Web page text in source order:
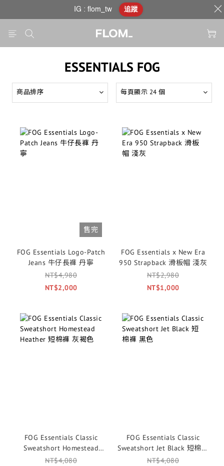
ESSENTIALS FOG
商品排序 每頁顯示 24 個
售完
FOG Essentials Logo-Patch
Jeans 牛仔長褲 丹寧
NT$4,980
NT$2,000
FOG Essentials x New Era
950 Strapback 滑板帽 淺灰
NT$2,980
NT$1,000
FOG Essentials Classic
Sweatshort Homestead
Heather 短棉褲 灰褐色
NT$4,080
FOG Essentials Classic
Sweatshort Jet Black 短棉褲
黑色
NT$4,080
IG : flom_tw 追蹤